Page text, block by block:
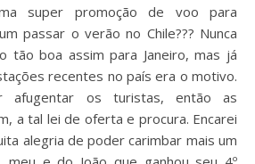
super promoção de voo para
passar o verão no Chile??? Nunca
tão boa assim para Janeiro, mas já
recentes no país era o motivo.
afugentar os turistas, então as
a tal lei de oferta e procura. Encarei
alegria de poder carimbar mais um